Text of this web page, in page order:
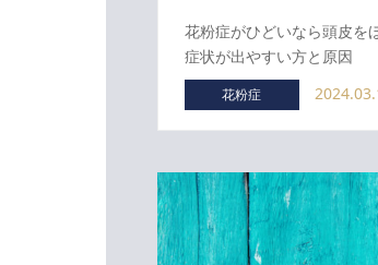
花粉症がひどいなら頭皮を
症状が出やすい方と原因
花粉症